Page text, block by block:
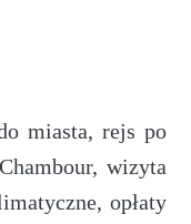
miasta, rejs po
wizyta
opłaty